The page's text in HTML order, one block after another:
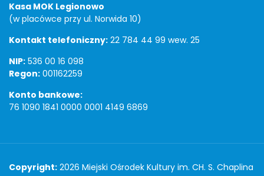
Kasa MOK Legionowo
(w placówce przy ul. Norwida 10)
Kontakt telefoniczny: 22 784 44 99 wew. 25
NIP: 536 00 16 098
Regon: 001162259
Konto bankowe:
76 1090 1841 0000 0001 4149 6869
Copyright
Copyright: 2026 Miejski Ośrodek Kultury im. CH. S. Chaplina